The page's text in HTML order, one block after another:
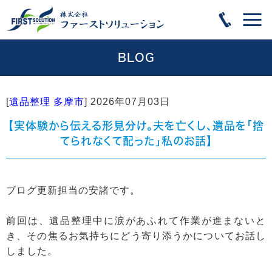
BLOG
[遺品整理 多摩市] 2026年07月03日
【実体験から伝える形見分け。夫を亡くし、遺品を「捨
てられなくて配った」私のお話】
ブログ更新担当の安諸です。
前回は、遺品整理中に涙があふれて作業が進まないと
き、その焦るお気持ちにどう寄り添うかについてお話し
しました。